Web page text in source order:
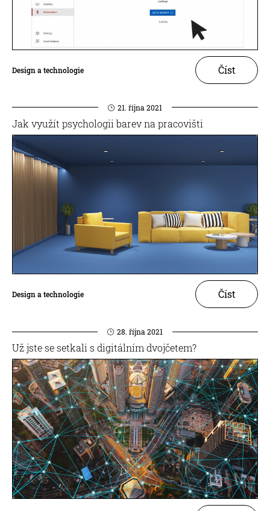
Design a technologie Číst
21. října 2021
Jak využít psychologii barev na pracovišti
Design a technologie Číst
28. října 2021
Už jste se setkali s digitálním dvojčetem?